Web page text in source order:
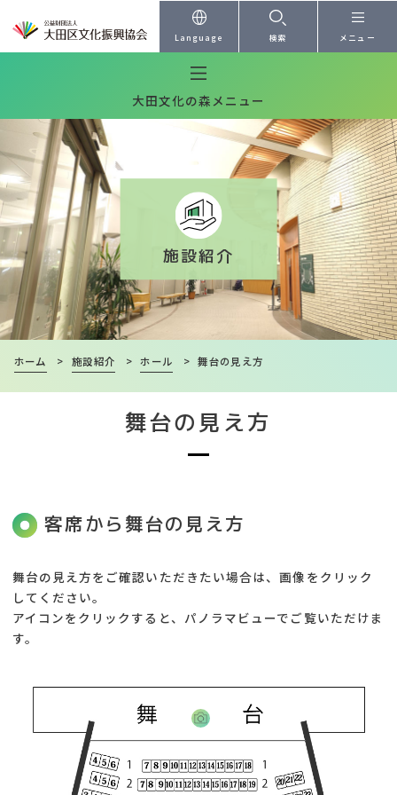
本文へ
Language 検索 メニュー
大田文化の森メニュー
施設紹介
ホーム > 施設紹介 > ホール > 舞台の見え方
舞台の見え方
客席から舞台の見え方
舞台の見え方をご確認いただきたい場合は、画像をクリック
してください。
アイコンをクリックすると、パノラマビューでご覧いただけま
す。